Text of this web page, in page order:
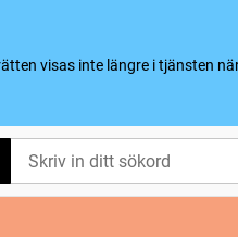
visas inte längre i tjänsten